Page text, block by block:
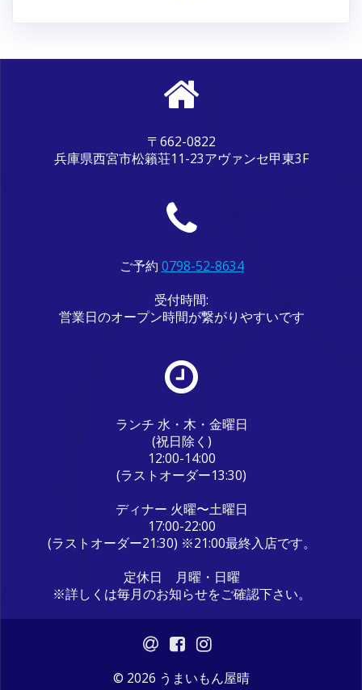
〒662-0822
兵庫県西宮市松籟荘11-23アヴァンセ甲東3F
ご予約 0798-52-8634
受付時間:
営業日のオープン時間が繋がりやすいです
ランチ 水・木・金曜日
(祝日除く)
12:00-14:00
(ラストオーダー13:30)
ディナー 火曜〜土曜日
17:00-22:00
(ラストオーダー21:30) ※21:00最終入店です。
定休日 月曜・日曜
※詳しくは毎月のお知らせをご確認下さい。
© 2026 うまいもん屋晴